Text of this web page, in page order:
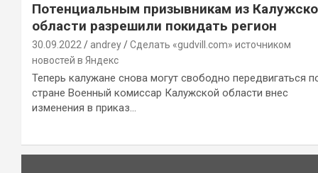
Потенциальным призывникам из
области разрешили покидать регион
30.09.2022 andrey
Сделать «gudvill.com» источником
новостей в Яндекс
Теперь калужане снова могут свободно передвигаться
стране Военный комиссар Калужской области внес
изменения в приказ…